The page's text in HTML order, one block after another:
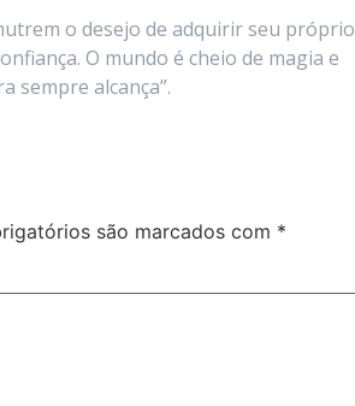
o desejo de adquirir seu próprio
O mundo é cheio de magia e
sempre alcança”.
são marcados com *